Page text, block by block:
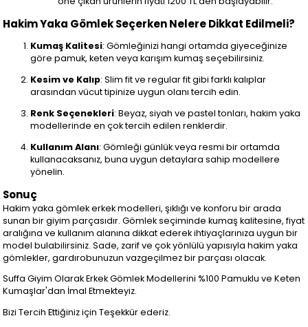
Hakim Yaka Gömlek Seçerken Nelere Dikkat Edilmeli?
Kumaş Kalitesi: Gömleğinizi hangi ortamda giyeceğinize
göre pamuk, keten veya karışım kumaş seçebilirsiniz.
Kesim ve Kalıp: Slim fit ve regular fit gibi farklı kalıplar
arasından vücut tipinize uygun olanı tercih edin.
Renk Seçenekleri: Beyaz, siyah ve pastel tonları, hakim yaka
modellerinde en çok tercih edilen renklerdir.
Kullanım Alanı: Gömleği günlük veya resmi bir ortamda
kullanacaksanız, buna uygun detaylara sahip modellere
yönelin.
Sonuç
Hakim yaka gömlek erkek modelleri, şıklığı ve konforu bir arada
sunan bir giyim parçasıdır. Gömlek seçiminde kumaş kalitesine, fiyat
aralığına ve kullanım alanına dikkat ederek ihtiyaçlarınıza uygun bir
model bulabilirsiniz. Sade, zarif ve çok yönlülü yapısıyla hakim yaka
gömlekler, gardırobunuzun vazgeçilmez bir parçası olacak.
Suffa Giyim Olarak Erkek Gömlek Modellerini %100 Pamuklu ve Keten
Kumaşlar'dan İmal Etmekteyiz.
Bizi Tercih Ettiğiniz için Teşekkür ederiz.